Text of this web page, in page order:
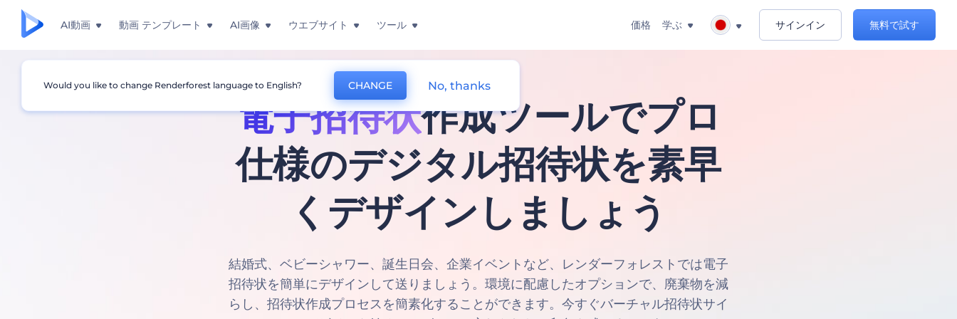
AI動画 動画 テンプレート AI画像 ウエブサイト ツール 価格 学ぶ サインイン 無料で試す
電子招待状作成ツールでプロ
仕様のデジタル招待状を素早
くデザインしましょう
結婚式、ベビーシャワー、誕生日会、企業イベントなど、レンダーフォレストでは電子
招待状を簡単にデザインして送りましょう。環境に配慮したオプションで、廃棄物を減
らし、招待状作成プロセスを簡素化することができます。今すぐバーチャル招待状サイ
Would you like to change Renderforest language to English? CHANGE No, thanks